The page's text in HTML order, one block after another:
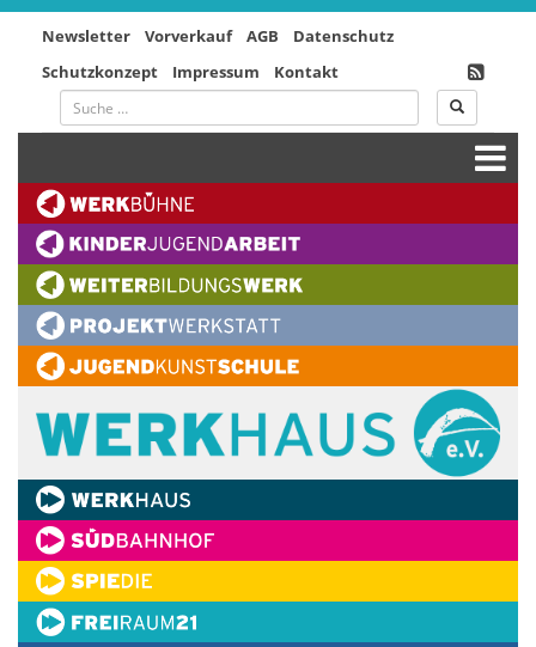
Newsletter Vorverkauf AGB
Datenschutz
Schutzkonzept
Impressum Kontakt